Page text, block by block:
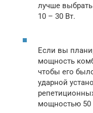
лучше
10 – 30 Вт.
Если вы
мощность
чтобы его
ударной
мощностью 50